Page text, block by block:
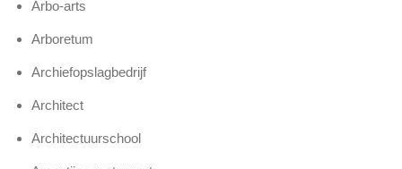
Arbo-arts
Arboretum
Archiefopslagbedrijf
Architect
Architectuurschool